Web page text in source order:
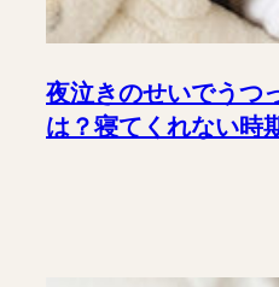
夜泣きのせいでうつ
は？寝てくれない時